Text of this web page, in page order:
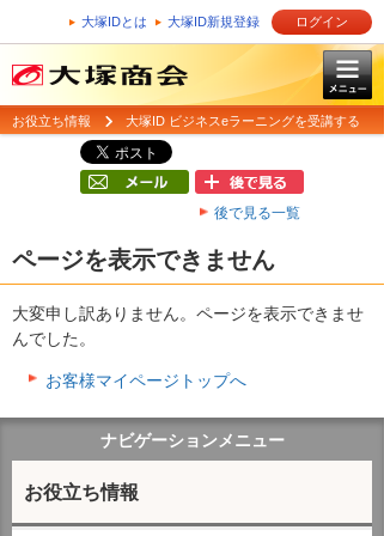
大塚IDとは 大塚ID新規登録 ログイン
お役立ち情報 大塚ID ビジネスeラーニングを受講する
後で見る一覧
ページを表示できません
大変申し訳ありません。ページを表示できませ
んでした。
お客様マイページトップへ
ナビゲーションメニュー
お役立ち情報